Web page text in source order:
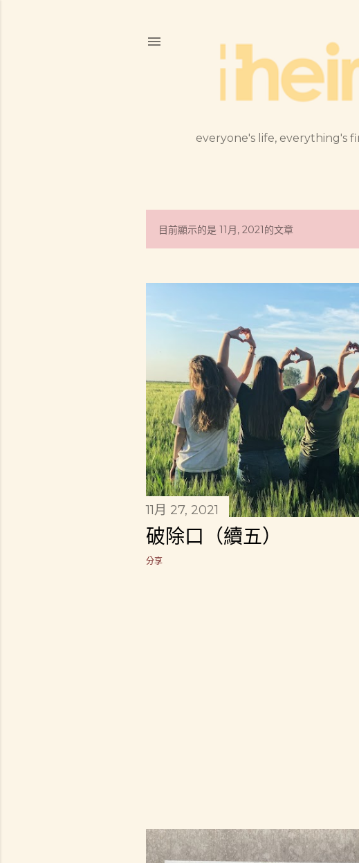
everyone's life, everything's
發
目前顯示的是 11月, 2021的文章
11月 27, 2021
破除口（續五）
分享